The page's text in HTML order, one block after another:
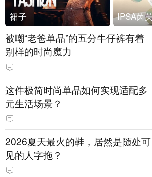
裙子
被嘲“老爸单品”的五分牛仔裤有着
别样的时尚魔力
这件极简时尚单品如何实现适配多
元生活场景？
2026夏天最火的鞋，居然是随处可
见的人字拖？